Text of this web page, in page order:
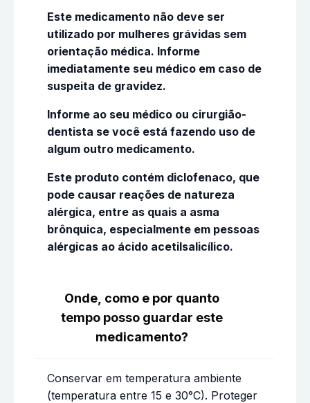
Este medicamento não deve ser
utilizado por mulheres grávidas sem
orientação médica. Informe
imediatamente seu médico em caso de
suspeita de gravidez.
Informe ao seu médico ou cirurgião-
dentista se você está fazendo uso de
algum outro medicamento.
Este produto contém diclofenaco, que
pode causar reações de natureza
alérgica, entre as quais a asma
brônquica, especialmente em pessoas
alérgicas ao ácido acetilsalicílico.
Onde, como e por quanto
tempo posso guardar este
medicamento?
Conservar em temperatura ambiente
(temperatura entre 15 e 30°C). Proteger